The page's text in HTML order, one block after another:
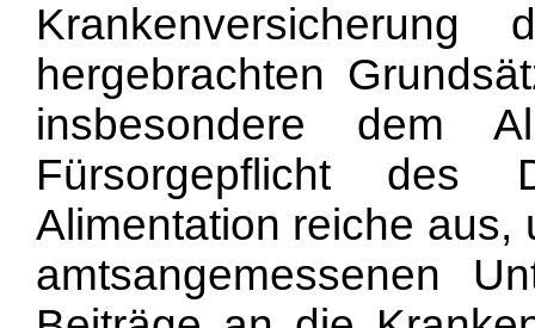
hergebrachten
insbesondere dem
Fürsorgepflicht des
Alimentation reiche aus,
amtsangemessenen